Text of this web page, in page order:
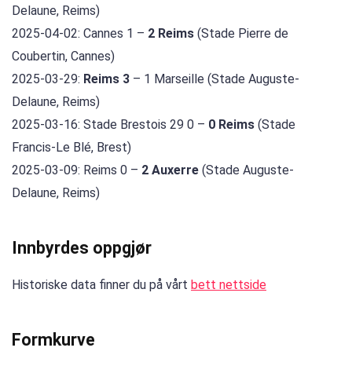
Delaune, Reims)
2025-04-02: Cannes 1 – 2 Reims (Stade Pierre de
Coubertin, Cannes)
2025-03-29: Reims 3 – 1 Marseille (Stade Auguste-
Delaune, Reims)
2025-03-16: Stade Brestois 29 0 – 0 Reims (Stade
Francis-Le Blé, Brest)
2025-03-09: Reims 0 – 2 Auxerre (Stade Auguste-
Delaune, Reims)
Innbyrdes oppgjør
Historiske data finner du på vårt bett nettside
Formkurve